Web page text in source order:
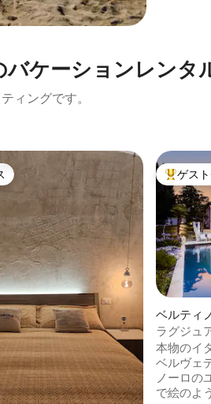
ケ⁠ー⁠シ⁠ョ⁠ン⁠レ⁠ン⁠タ⁠
ィングです。
星の平均評価
大好評
ゲス
ベルティ
ラグジュ
ールとス
本物のイ
ベルヴェ
ノーロの
で絵のよ